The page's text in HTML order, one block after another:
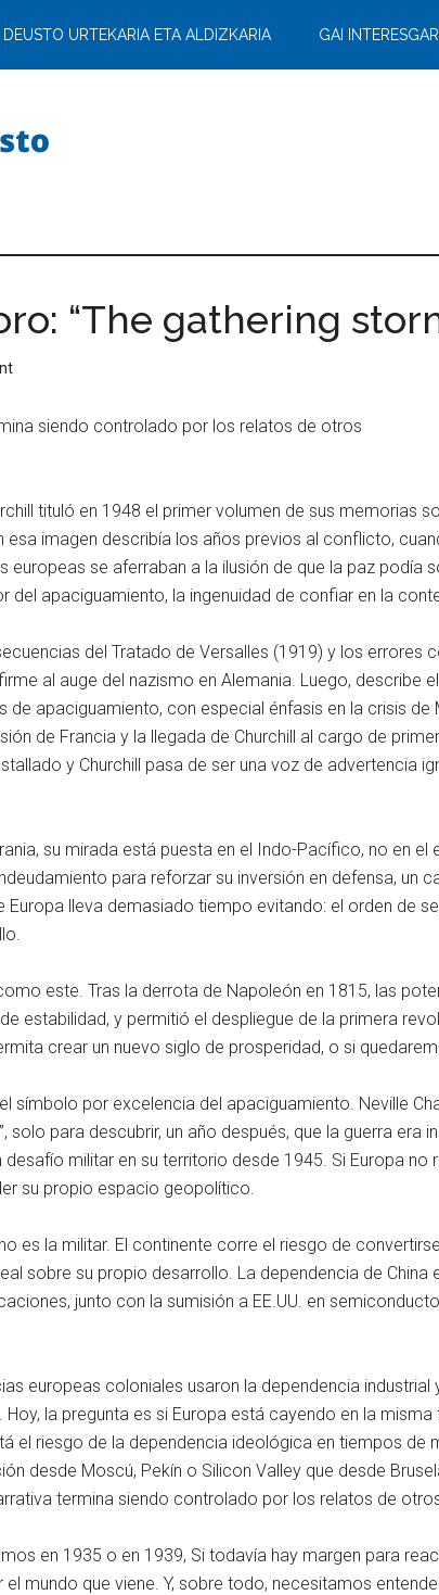
DEUSTO URTEKARIA ETA ALDIZKARIA GAI
“The gathering
siendo controlado por los relatos de otros
tituló en 1948 el primer volumen de sus memorias
esa imagen describía los años previos al conflicto,
europeas se aferraban a la ilusión de que la paz podía
del apaciguamiento, la ingenuidad de confiar en la
del Tratado de Versalles (1919) y los errores
al auge del nazismo en Alemania. Luego, describe
apaciguamiento, con especial énfasis en la crisis
de Francia y la llegada de Churchill al cargo de
y Churchill pasa de ser una voz de advertencia
su mirada está puesta en el Indo-Pacífico, no en
para reforzar su inversión en defensa, un
lleva demasiado tiempo evitando: el orden de
este. Tras la derrota de Napoleón en 1815, las
estabilidad, y permitió el despliegue de la primera
crear un nuevo siglo de prosperidad, o si
símbolo por excelencia del apaciguamiento. Neville
solo para descubrir, un año después, que la guerra era
desafío militar en su territorio desde 1945. Si Europa
su propio espacio geopolítico.
es la militar. El continente corre el riesgo de
sobre su propio desarrollo. La dependencia de
junto con la sumisión a EE.UU. en
europeas coloniales usaron la dependencia
Hoy, la pregunta es si Europa está cayendo en la
el riesgo de la dependencia ideológica en tiempos de
desde Moscú, Pekín o Silicon Valley que desde
termina siendo controlado por los relatos de
en 1935 o en 1939, Si todavía hay margen para
mundo que viene. Y, sobre todo, necesitamos